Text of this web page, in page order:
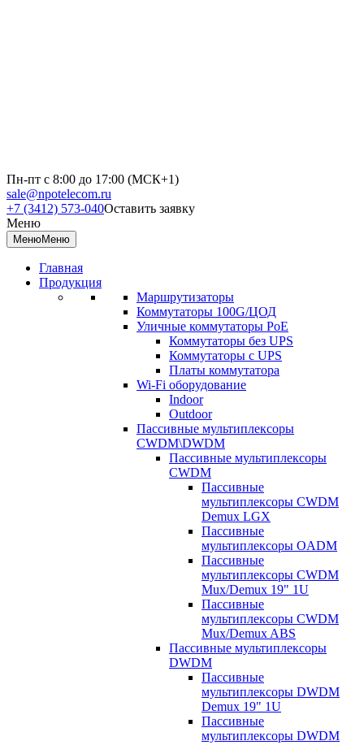
Пн-пт с 8:00 до 17:00 (МСК+1)
sale@npotelecom.ru
+7 (3412) 573-040Оставить заявку
Меню
МенюМеню
Главная
Продукция
Маршрутизаторы
Коммутаторы 100G/ЦОД
Уличные коммутаторы PoE
Коммутаторы без UPS
Коммутаторы с UPS
Платы коммутатора
Wi-Fi оборудование
Indoor
Outdoor
Пассивные мультиплексоры
CWDM\DWDM
Пассивные мультиплексоры
CWDM
Пассивные
мультиплексоры CWDM
Demux LGX
Пассивные
мультиплексоры OADM
Пассивные
мультиплексоры CWDM
Mux/Demux 19" 1U
Пассивные
мультиплексоры CWDM
Mux/Demux ABS
Пассивные мультиплексоры
DWDM
Пассивные
мультиплексоры DWDM
Demux 19" 1U
Пассивные
мультиплексоры DWDM